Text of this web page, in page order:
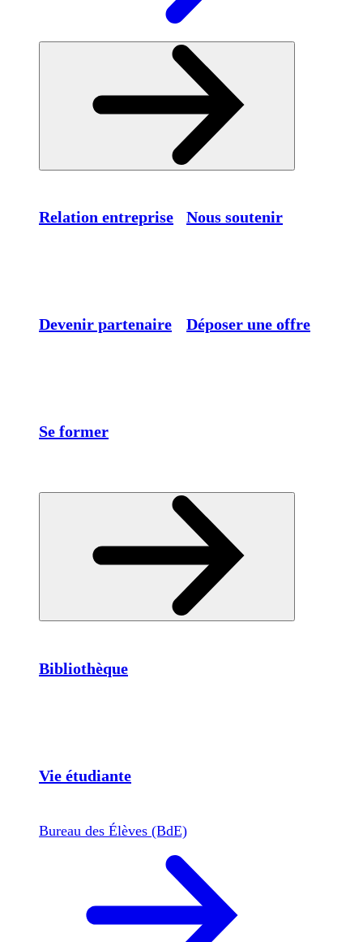
Relation entreprise Nous soutenir
Devenir partenaire Déposer une offre
Se former
Bibliothèque
Vie étudiante
Bureau des Élèves (BdE)